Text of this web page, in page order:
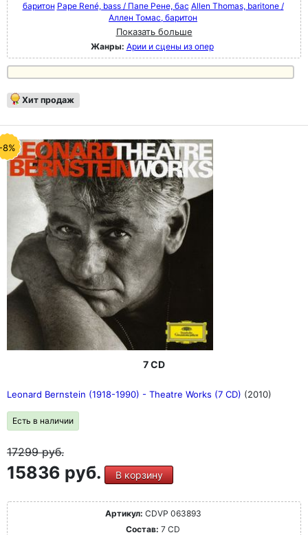
баритон Pape René, bass / Папе Рене, бас Allen Thomas, baritone /
Аллен Томас, баритон
Показать больше
Жанры: Арии и сцены из опер
Хит продаж
8%
7 CD
Leonard Bernstein (1918-1990) - Theatre Works (7 CD) (2010)
Есть в наличии
17299руб.
15836 руб. В корзину
Артикул: CDVP 063893
Состав: 7 CD